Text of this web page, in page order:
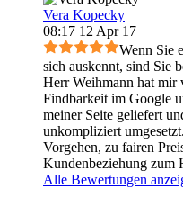
Vera Kopecky
08:17 12 Apr 17
Wenn Sie
sich auskennt, sind Sie
Herr Weihmann hat mir
Findbarkeit im Google
meiner Seite geliefert
unkompliziert
Vorgehen, zu fairen
Kundenbeziehung zum
Alle Bewertungen